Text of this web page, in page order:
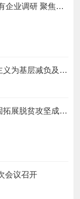
支现伟、阿依丁·托留汗在地区涉改国有企业调研 聚焦主责主业 深化改革创新 推动地区国有企业和国有资本做强做优做大
地委召开专题会议听取地区整治形式主义为基层减负及自治区反馈问题整改情况汇报
支现伟在地区推进常态化帮扶持续巩固拓展脱贫攻坚成果工作会议上强调 全面落实常态化帮扶工作举措 坚决守牢不发生规模性返贫致贫底线
会议召开